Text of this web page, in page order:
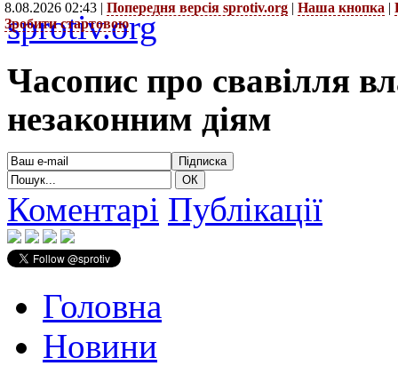
8.08.2026 02:43 | Попередня версія sprotiv.org | Наша кнопка |
Зробити стартовою
sprotiv.org
Часопис про свавілля
незаконним діям
Коментарі Публікації
Головна
Новини